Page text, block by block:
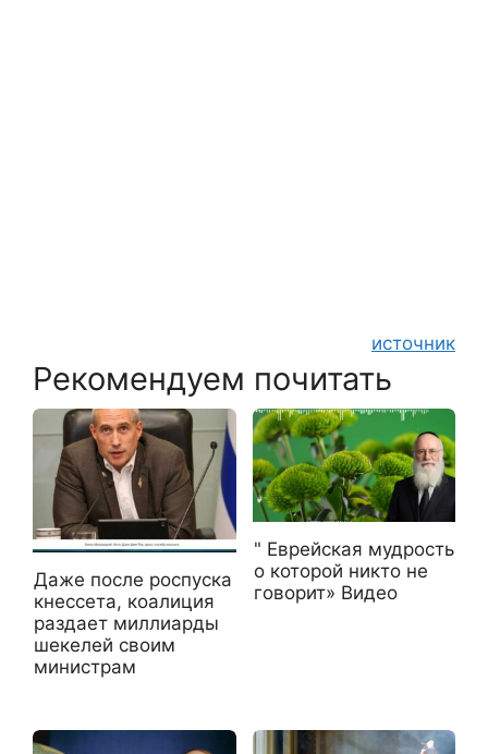
источник
Рекомендуем почитать
Даже после роспуска
кнессета, коалиция
раздает миллиарды
шекелей своим
министрам
" Еврейская мудрость
о которой никто не
говорит» Видео